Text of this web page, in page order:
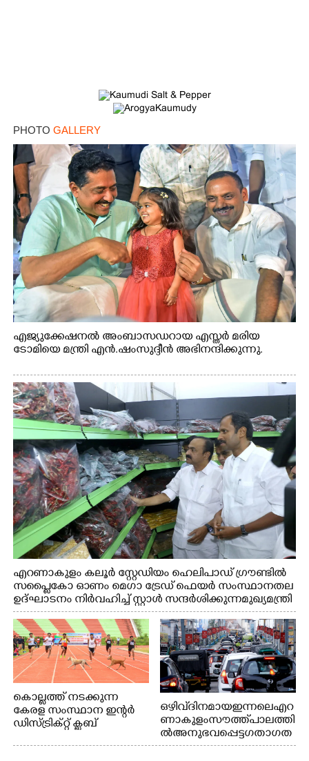
PHOTO GALLERY
എജ്യുക്കേഷനൽ അംബാസഡറായ എസ്തർ മരിയ
ടോമിയെ മന്ത്രി എൻ.ഷംസുദ്ദീൻ അഭിനന്ദിക്കുന്നു.
എറണാകുളം കലൂർ സ്റ്റേഡിയം ഹെലിപാഡ് ഗ്രൗണ്ടിൽ
സപ്ളൈകോ ഓണം മെഗാ ട്രേഡ് ഫെയർ സംസ്ഥാനതല
ഉദ്ഘാടനം നിർവഹിച്ച് സ്റ്റാൾ സന്ദർശിക്കുന്ന മുഖ്യമന്ത്രി
വി.ഡി. സതീശൻ. മന്ത്രി അനൂപ് ജേക്കബ് സമീപം
കൊല്ലത്ത് നടക്കുന്ന
കേരള സംസ്ഥാന ഇന്റർ
ഡിസ്ട്രിക്റ്റ് ക്ലബ്
ഒഴിവ് ദിനമായ ഇന്നലെ എറ
ണാകുളം സൗത്ത് പാലത്തി
ൽ അനുഭവപ്പെട്ട ഗതാഗത
ക്കുരുക്ക്